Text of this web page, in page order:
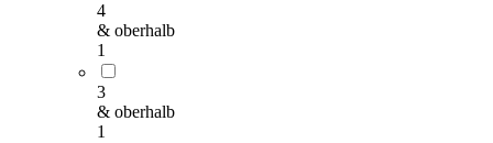
4
& oberhalb
1
3
& oberhalb
1